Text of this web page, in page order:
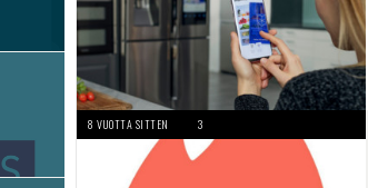
8 VUOTTA SITTEN 3